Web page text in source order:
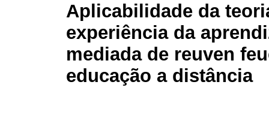
Aplicabilidade da
experiência da
mediada de reuven
educação a distância